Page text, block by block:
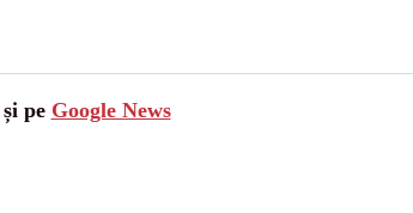
pe Google News